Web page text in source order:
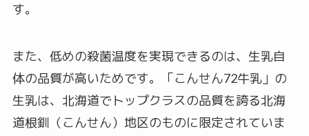
す。
また、低めの殺菌温度を実現できるのは、生乳自
体の品質が高いためです。「こんせん72牛乳」の
生乳は、北海道でトップクラスの品質を誇る北海
道根釧（こんせん）地区のものに限定されていま